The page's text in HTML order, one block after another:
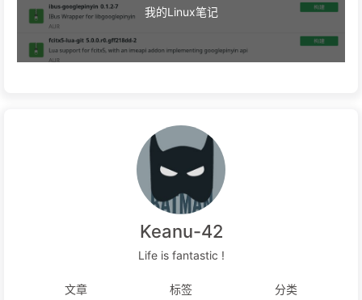
我的Linux笔记
Keanu-42
Life is fantastic !
文章 标签 分类